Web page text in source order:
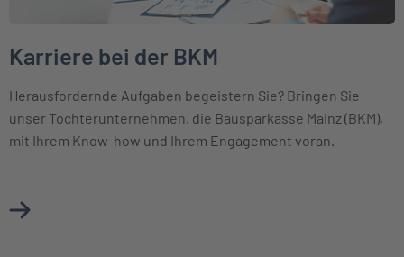
Karriere bei der BKM
Herausfordernde Aufgaben begeistern Sie? Bringen Sie
unser Tochterunternehmen, die Bausparkasse Mainz (BKM),
mit Ihrem Know-how und Ihrem Engagement voran.
Mehr über Karriere bei der BKM erfahren